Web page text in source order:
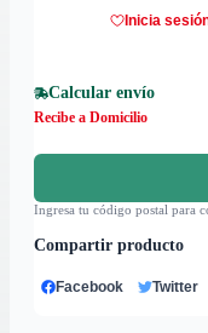
Inicia
Calcular envío
Recibe a Domicilio
Ingresa tu código postal para
Compartir producto
Facebook Twitter